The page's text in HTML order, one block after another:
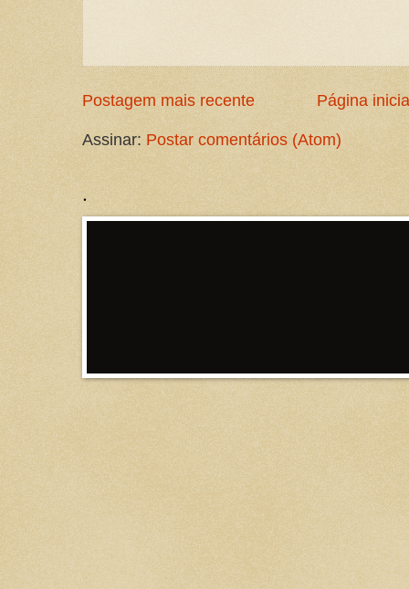
Postagem mais recente Página
Assinar: Postar comentários (Atom)
.